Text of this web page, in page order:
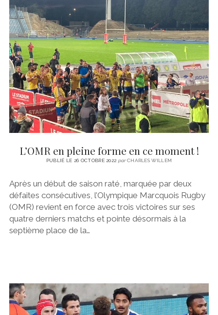
LITTÉRATURE
ÉCONOMIE
SPORT
MÉDIAS
SANTÉ
instagram
email
L’OMR en pleine forme en ce moment !
PUBLIÉ LE 26 OCTOBRE 2022 parCHARLES WILLEM
Après un début de saison raté, marquée par deux
défaites consécutives, l’Olympique Marcquois Rugby
(OMR) revient en force avec trois victoires sur ses
quatre derniers matchs et pointe désormais à la
septième place de la…